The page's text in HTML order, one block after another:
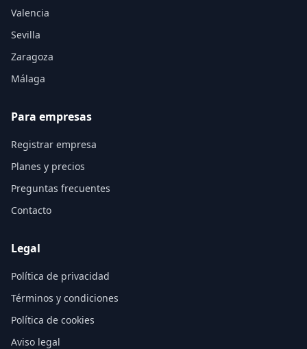
Valencia
Sevilla
Zaragoza
Málaga
Para empresas
Registrar empresa
Planes y precios
Preguntas frecuentes
Contacto
Legal
Política de privacidad
Términos y condiciones
Política de cookies
Aviso legal